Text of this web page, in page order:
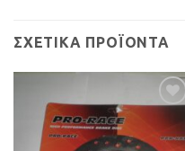
ΣΧΕΤΙΚΆ ΠΡΟΪΌΝΤΑ
στη Λίστα
Επιθυμιών